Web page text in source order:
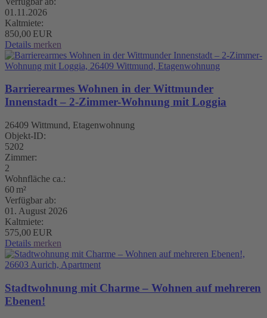
01.11.2026
Kaltmiete:
850,00 EUR
Details merken
Barrierearmes Wohnen in der Wittmunder
Innenstadt – 2-Zimmer-Wohnung mit Loggia
26409 Wittmund, Etagenwohnung
Objekt-ID:
5202
Zimmer:
2
Wohnfläche ca.:
60 m²
Verfügbar ab:
01. August 2026
Kaltmiete:
575,00 EUR
Details merken
Stadtwohnung mit Charme – Wohnen auf mehreren
Ebenen!